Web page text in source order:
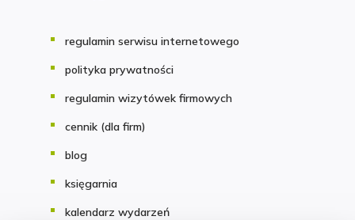
regulamin serwisu internetowego
polityka prywatności
regulamin wizytówek firmowych
cennik (dla firm)
blog
księgarnia
kalendarz wydarzeń